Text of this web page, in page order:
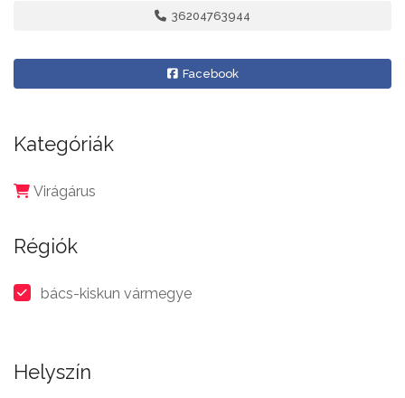
36204763944
Facebook
Kategóriák
Virágárus
Régiók
bács-kiskun vármegye
Helyszín